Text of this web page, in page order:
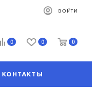
ВОЙТИ
0 0 0
КОНТАКТЫ